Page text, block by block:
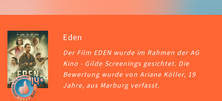
Eden
Der Film EDEN wurde im Rahmen der AG
Kino - Gilde Screenings gesichtet. Die
Bewertung wurde von Ariane Köller, 19
Jahre, aus Marburg verfasst.